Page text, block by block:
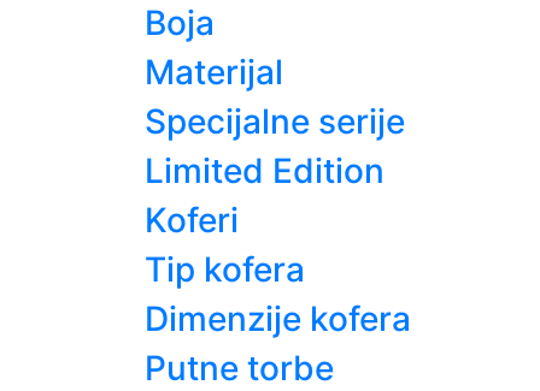
Boja
Materijal
Specijalne serije
Limited Edition
Koferi
Tip kofera
Dimenzije kofera
Putne torbe